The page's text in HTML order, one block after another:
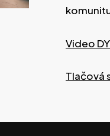
Video
Tlačová